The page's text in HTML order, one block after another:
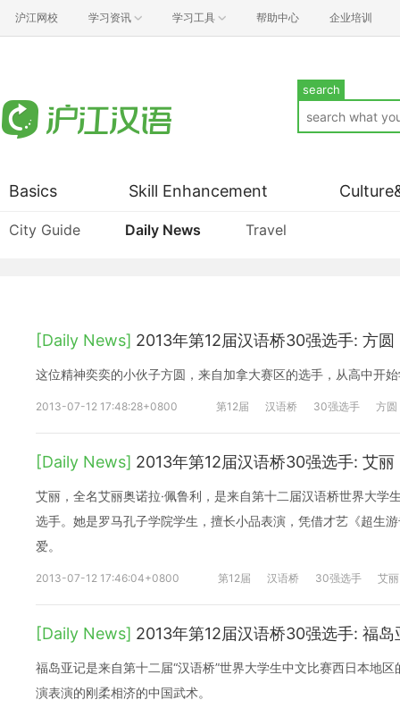
沪江网校 学习资讯 学习工具 帮助中心 企业培训
search
Basics Skill Enhancement
City Guide Daily News Travel
[Daily News] 2013年第12届汉语桥30强选手: 方圆
这位精神奕奕的小伙子方圆，来自加拿大赛区的选手，从高中开
2013-07-12 17:48:28+0800 第12届 汉语桥 30强选手 方圆
[Daily News] 2013年第12届汉语桥30强选手: 艾丽
艾丽，全名艾丽奥诺拉·佩鲁利，是来自第十二届汉语桥世界大学
选手。她是罗马孔子学院学生，擅长小品表演，凭借才艺《超生
爱。
2013-07-12 17:46:04+0800 第12届 汉语桥 30强选手 艾丽
[Daily News] 2013年第12届汉语桥30强选手: 福岛
福岛亚记是来自第十二届“汉语桥”世界大学生中文比赛西日本地
演表演的刚柔相济的中国武术。